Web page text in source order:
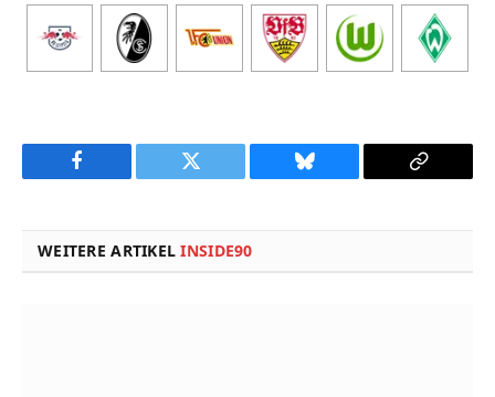
Facebook Twitter Bluesky
Copy
WEITERE ARTIKELINSIDE90